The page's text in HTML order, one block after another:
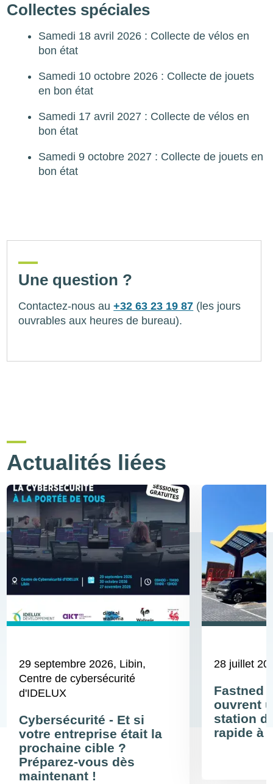
Collectes spéciales
Samedi 18 avril 2026 : Collecte de vélos en
bon état
Samedi 10 octobre 2026 : Collecte de jouets
en bon état
Samedi 17 avril 2027 : Collecte de vélos en
bon état
Samedi 9 octobre 2027 : Collecte de jouets en
bon état
Une question ?
Contactez-nous au+32 63 23 19 87 (les jours
ouvrables aux heures de bureau).
Actualités liées
29 septembre 2026, Libin,
Centre de cybersécurité
d'IDELUX
Cybersécurité - Et si
votre entreprise était la
prochaine cible ?
Préparez-vous dès
maintenant !
28 juillet
Fastned
ouvrent
station
rapide à